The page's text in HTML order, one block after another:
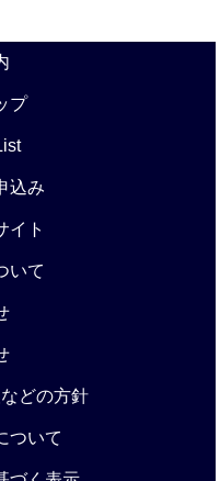
プ
込み
イト
いて
どの方針
ついて